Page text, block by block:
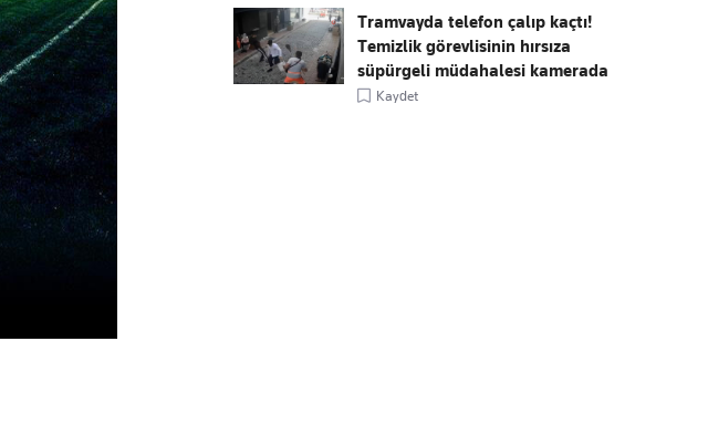
Tramvayda telefon çalıp kaçtı!
Temizlik görevlisinin hırsıza
süpürgeli müdahalesi kamerada
Kaydet